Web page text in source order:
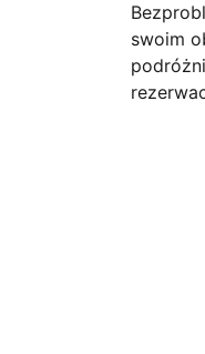
swoim